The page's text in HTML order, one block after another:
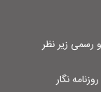
رسمی زیر نظر
نگار